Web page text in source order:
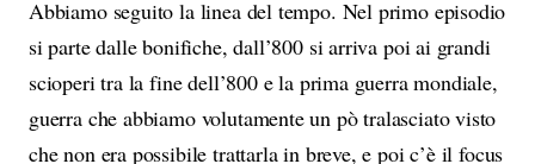
Abbiamo seguito la linea del tempo. Nel primo episodio
si parte dalle bonifiche, dall’800 si arriva poi ai grandi
scioperi tra la fine dell’800 e la prima guerra mondiale,
guerra che abbiamo volutamente un pò tralasciato visto
che non era possibile trattarla in breve, e poi c’è il focus